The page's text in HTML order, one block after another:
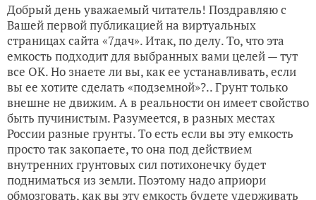
Добрый день уважаемый читатель! Поздравляю с
Вашей первой публикацией на виртуальных
страницах сайта «7дач». Итак, по делу. То, что эта
емкость подходит для выбранных вами целей — тут
все ОК. Но знаете ли вы, как ее устанавливать, если
вы ее хотите сделать «подземной»?.. Грунт только
внешне не движим. А в реальности он имеет свойство
быть пучинистым. Разумеется, в разных местах
России разные грунты. То есть если вы эту емкость
просто так закопаете, то она под действием
внутренних грунтовых сил потихонечку будет
подниматься из земли. Поэтому надо априори
обмозговать, как вы эту емкость будете удерживать